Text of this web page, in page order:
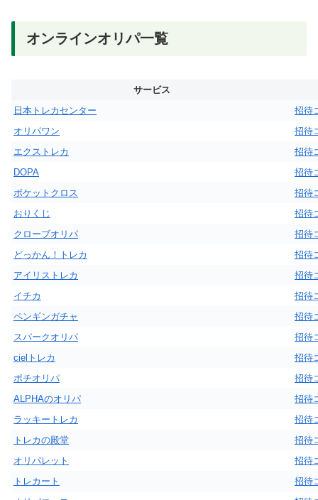
オンラインオリパ一覧
サービス
日本トレカセンター
招待
オリパワン
招待
エクストレカ
招待
DOPA
招待
ポケットクロス
招待
おりくじ
招待
クローブオリパ
招待
どっかん！トレカ
招待
アイリストレカ
招待
イチカ
招待
ペンギンガチャ
招待
スパークオリパ
招待
cielトレカ
招待
ポチオリパ
招待
ALPHAのオリパ
招待
ラッキートレカ
招待
トレカの殿堂
招待
オリパレット
招待
トレカート
招待